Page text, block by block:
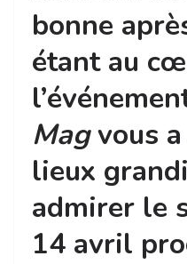
bonne
étant au
Magvous
lieux
admirer le
14 avril